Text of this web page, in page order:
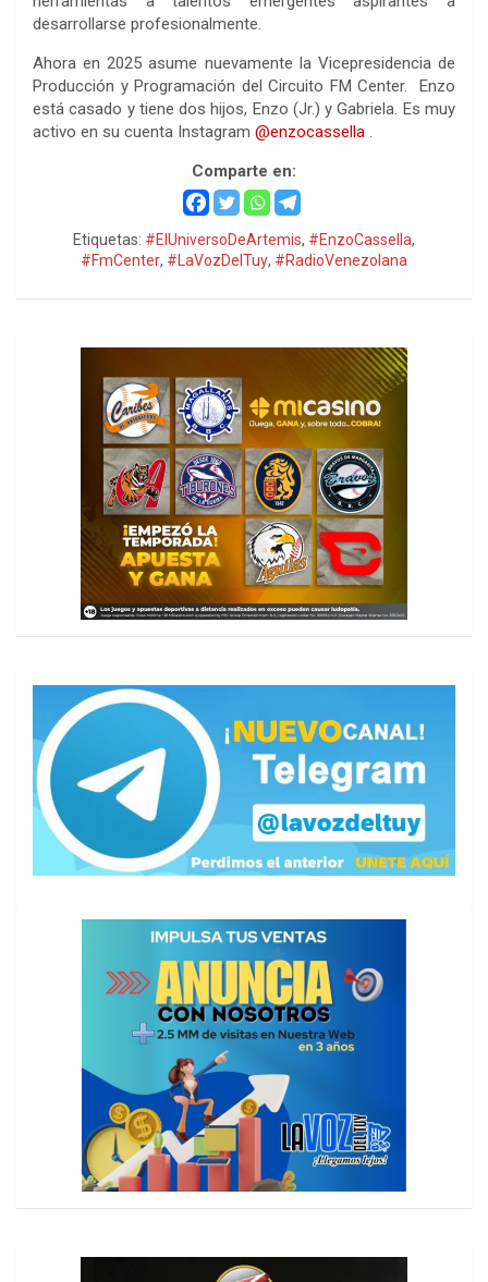
desarrollarse profesionalmente.
Ahora en 2025 asume nuevamente la Vicepresidencia de
Producción y Programación del Circuito FM Center. Enzo
está casado y tiene dos hijos, Enzo (Jr.) y Gabriela. Es muy
activo en su cuenta Instagram @enzocassella .
Comparte en:
Etiquetas: #ElUniversoDeArtemis, #EnzoCassella,
#FmCenter, #LaVozDelTuy, #RadioVenezolana